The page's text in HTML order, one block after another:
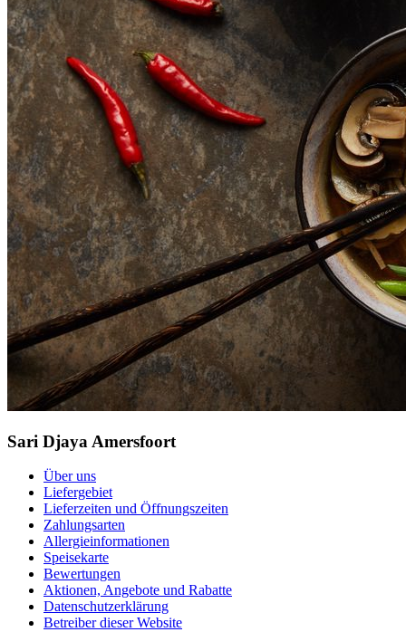
Sari Djaya Amersfoort
Über uns
Liefergebiet
Lieferzeiten und Öffnungszeiten
Zahlungsarten
Allergieinformationen
Speisekarte
Bewertungen
Aktionen, Angebote und Rabatte
Datenschutzerklärung
Betreiber dieser Website